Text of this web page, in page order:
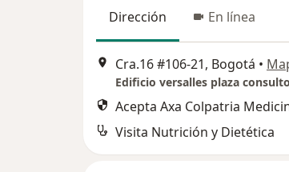
Dirección En línea
Cra.16 #106-21, Bogotá •
Edificio versalles plaza
Acepta Axa Colpatria
Visita Nutrición y Dietética